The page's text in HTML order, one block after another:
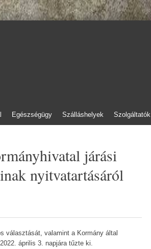
Egészségügy Szálláshelyek Szolgáltatók
járási
nyitvatartásáról
választását, valamint a Kormány által
április 3. napjára tűzte ki.